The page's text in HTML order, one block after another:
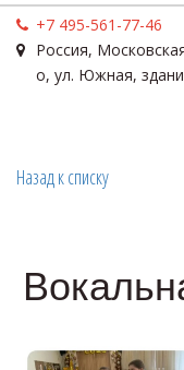
+7 495-561-77-46
Россия,
о, ул. Южная,
Назад к списку